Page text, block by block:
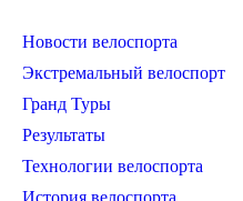
Новости велоспорта
Экстремальный велоспорт
Гранд Туры
Результаты
Технологии велоспорта